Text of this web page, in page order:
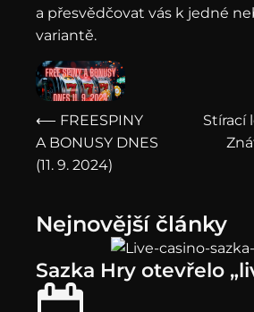
a přesvědčovat vás k jedné
variantě.
⟵ FREESPINY
A BONUSY DNES
(11. 9. 2024)
Stírací
Nejnovější články
Sazka Hry otevřelo